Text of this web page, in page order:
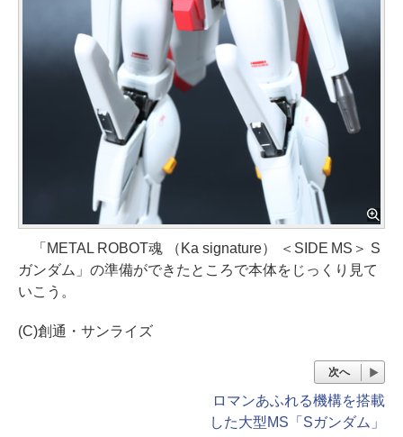
「METAL ROBOT魂 （Ka signature） ＜SIDE MS＞ S
ガンダム」の準備ができたところで本体をじっくり見て
いこう。
(C)創通・サンライズ
次へ
ロマンあふれる機構を搭載
した大型MS「Sガンダム」